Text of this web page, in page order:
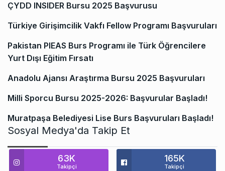
ÇYDD INSIDER Bursu 2025 Başvurusu
Türkiye Girişimcilik Vakfı Fellow Programı Başvuruları
Pakistan PIEAS Burs Programı ile Türk Öğrencilere
Yurt Dışı Eğitim Fırsatı
Anadolu Ajansı Araştırma Bursu 2025 Başvuruları
Milli Sporcu Bursu 2025-2026: Başvurular Başladı!
Muratpaşa Belediyesi Lise Burs Başvuruları Başladı!
Sosyal Medya'da Takip Et
63K
Takipçi
165K
Takipçi